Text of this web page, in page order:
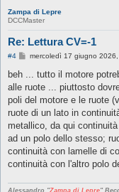
Zampa di Lepre
DCCMaster
Re: Lettura CV=-1
#4
M
a
g
i
o
mercoledì 17 giugno
beh ... tutto il motore
alle ruote ... piuttosto
poli del motore e le ruote
ruote di un lato in
metallico, da qui
ad un polo dello stesso;
continuità con lamelle di
continuità con l'altro polo